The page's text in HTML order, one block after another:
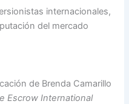
internacionales,
del mercado
de Brenda Camarillo
Escrow International